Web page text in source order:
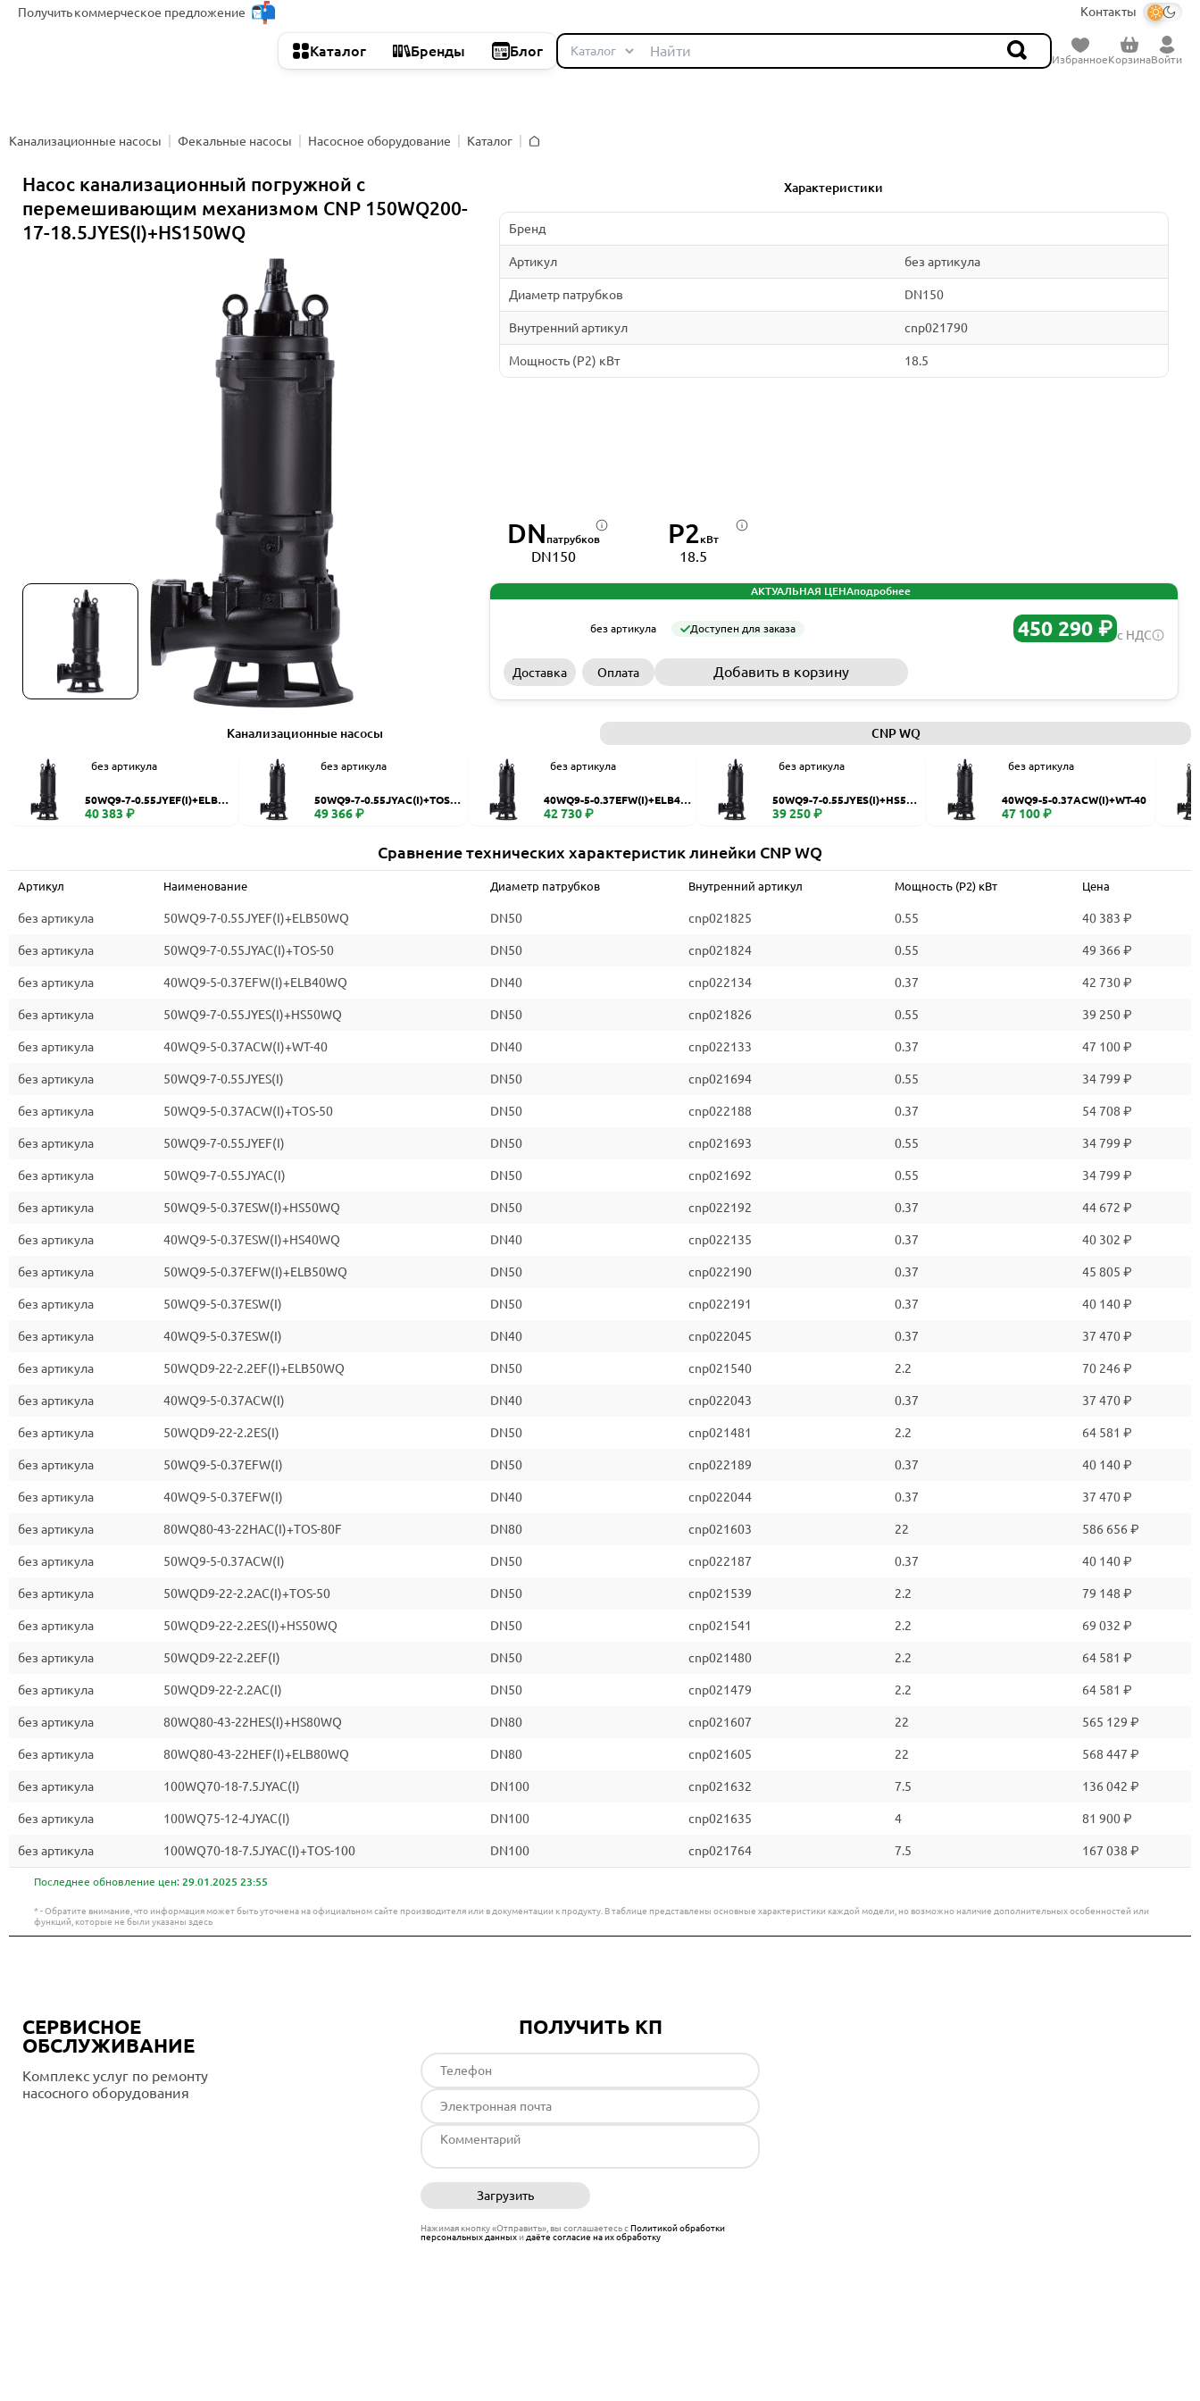
Получитькоммерческое предложение Контакты
Каталог Бренды Блог
ИзбранноеКорзинаВойти
Канализационные насосы Фекальные насосы Насосное оборудование
Каталог
Насос канализационный погружной с
перемешивающим механизмом CNP 150WQ200-
17-18.5JYES(I)+HS150WQ
Характеристики
Бренд
Артикул без артикула
Диаметр патрубков DN150
Внутренний артикул cnp021790
Мощность (P2) кВт 18.5
DN патрубков
DN150
P2кВт
18.5
АКТУАЛЬНАЯ ЦЕНАподробнее
без артикула Доступен для заказа 450 290 ₽ с НДС
Доставка Оплата Добавить в корзину
Канализационные насосы CNP WQ
без артикула
50WQ9-7-0.55JYEF(I)+ELB50
WQ
40 383 ₽
без артикула
50WQ9-7-0.55JYAC(I)+TOS-5
0
49 366 ₽
без артикула
40WQ9-5-0.37EFW(I)+ELB40
WQ
42 730 ₽
без артикула
50WQ9-7-0.55JYES(I)+HS50
WQ
39 250 ₽
без артикула
40WQ9-5-0.37ACW(I)+WT-40
47 100 ₽
Сравнение технических характеристик линейки CNP WQ
Артикул Наименование Диаметр патрубков Внутренний артикул Мощность (P2) кВт Цена
без артикула 50WQ9-7-0.55JYEF(I)+ELB50WQ DN50 cnp021825 0.55 40 383 ₽
без артикула 50WQ9-7-0.55JYAC(I)+TOS-50 DN50 cnp021824 0.55 49 366 ₽
без артикула 40WQ9-5-0.37EFW(I)+ELB40WQ DN40 cnp022134 0.37 42 730 ₽
без артикула 50WQ9-7-0.55JYES(I)+HS50WQ DN50 cnp021826 0.55 39 250 ₽
без артикула 40WQ9-5-0.37ACW(I)+WT-40 DN40 cnp022133 0.37 47 100 ₽
без артикула 50WQ9-7-0.55JYES(I) DN50 cnp021694 0.55 34 799 ₽
без артикула 50WQ9-5-0.37ACW(I)+TOS-50 DN50 cnp022188 0.37 54 708 ₽
без артикула 50WQ9-7-0.55JYEF(I) DN50 cnp021693 0.55 34 799 ₽
без артикула 50WQ9-7-0.55JYAC(I) DN50 cnp021692 0.55 34 799 ₽
без артикула 50WQ9-5-0.37ESW(I)+HS50WQ DN50 cnp022192 0.37 44 672 ₽
без артикула 40WQ9-5-0.37ESW(I)+HS40WQ DN40 cnp022135 0.37 40 302 ₽
без артикула 50WQ9-5-0.37EFW(I)+ELB50WQ DN50 cnp022190 0.37 45 805 ₽
без артикула 50WQ9-5-0.37ESW(I) DN50 cnp022191 0.37 40 140 ₽
без артикула 40WQ9-5-0.37ESW(I) DN40 cnp022045 0.37 37 470 ₽
без артикула 50WQD9-22-2.2EF(I)+ELB50WQ DN50 cnp021540 2.2 70 246 ₽
без артикула 40WQ9-5-0.37ACW(I) DN40 cnp022043 0.37 37 470 ₽
без артикула 50WQD9-22-2.2ES(I) DN50 cnp021481 2.2 64 581 ₽
без артикула 50WQ9-5-0.37EFW(I) DN50 cnp022189 0.37 40 140 ₽
без артикула 40WQ9-5-0.37EFW(I) DN40 cnp022044 0.37 37 470 ₽
без артикула 80WQ80-43-22HAC(I)+TOS-80F DN80 cnp021603 22 586 656 ₽
без артикула 50WQ9-5-0.37ACW(I) DN50 cnp022187 0.37 40 140 ₽
без артикула 50WQD9-22-2.2AC(I)+TOS-50 DN50 cnp021539 2.2 79 148 ₽
без артикула 50WQD9-22-2.2ES(I)+HS50WQ DN50 cnp021541 2.2 69 032 ₽
без артикула 50WQD9-22-2.2EF(I) DN50 cnp021480 2.2 64 581 ₽
без артикула 50WQD9-22-2.2AC(I) DN50 cnp021479 2.2 64 581 ₽
без артикула 80WQ80-43-22HES(I)+HS80WQ DN80 cnp021607 22 565 129 ₽
без артикула 80WQ80-43-22HEF(I)+ELB80WQ DN80 cnp021605 22 568 447 ₽
без артикула 100WQ70-18-7.5JYAC(I) DN100 cnp021632 7.5 136 042 ₽
без артикула 100WQ75-12-4JYAC(I) DN100 cnp021635 4 81 900 ₽
без артикула 100WQ70-18-7.5JYAC(I)+TOS-100 DN100 cnp021764 7.5 167 038 ₽
Последнее обновление цен: 29.01.2025 23:55
* - Обратите внимание, что информация может быть уточнена на официальном сайте производителя или в документации к продукту. В таблице представлены основные характеристики каждой модели, но возможно наличие дополнительных особенностей или
функций, которые не были указаны здесь
СЕРВИСНОЕ
ОБСЛУЖИВАНИЕ
Комплекс услуг по ремонту
насосного оборудования
ПОЛУЧИТЬ КП
Загрузить
Нажимая кнопку «Отправить», вы соглашаетесь сПолитикой обработки
персональных данныхи даёте согласие на их обработку